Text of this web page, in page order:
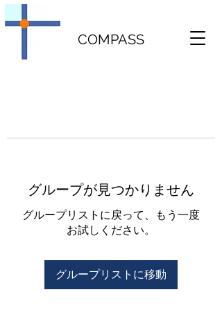
COMPASS
グループが見つかりません
グループリストに戻って、もう一度
お試しください。
グループリストに移動